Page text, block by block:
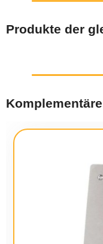
Produkte der